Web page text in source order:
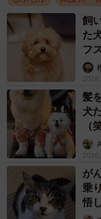
多頭飼育崩壊現場、排
もさん提供）
風邪とけがの
なったが…
レスキュー後、風
飼
た
フ
髪
犬
（
が
乗
悟